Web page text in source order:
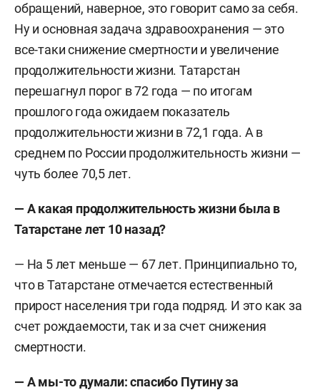
обращений, наверное, это говорит само за себя.
Ну и основная задача здравоохранения — это
все-таки снижение смертности и увеличение
продолжительности жизни. Татарстан
перешагнул порог в 72 года — по итогам
прошлого года ожидаем показатель
продолжительности жизни в 72,1 года. А в
среднем по России продолжительность жизни —
чуть более 70,5 лет.
— А какая продолжительность жизни была в
Татарстане лет 10 назад?
— На 5 лет меньше — 67 лет. Принципиально то,
что в Татарстане отмечается естественный
прирост населения три года подряд. И это как за
счет рождаемости, так и за счет снижения
смертности.
— А мы-то думали: спасибо Путину за